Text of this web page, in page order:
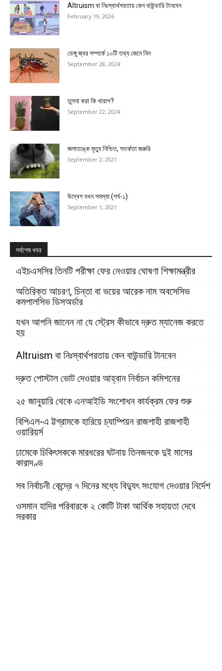
Altruism বা নিঃস্বার্থপরতায় কেন বাউন্ডারি টানবেন
February 19, 2026
ডেঙ্গু জ্বর সম্পর্কে ১০টি তথ্য জেনে নিন
September 28, 2024
তুলনা করা কি খারাপ?
September 22, 2024
জলাতঙ্কে মৃত্যু নিশ্চিত, সতর্কতা জরুরি
September 2, 2021
উদ্বেগ যখন সমস্যা (পর্ব-১)
September 1, 2021
সর্বশেষ খবর
এইচএসসির তিনটি পরীক্ষা ফের নেওয়ার ঘোষণা শিক্ষামন্ত্রীর
অতিরিক্ত আচরণ, চিন্তা বা ভয়ের আরেক নাম অবসেসিভ
কমপালসিভ ডিসঅর্ডার
যখন আপনি জানেন না যে স্ট্রেস কীভাবে দ্রুত ম্যানেজ করতে
হয়
Altruism বা নিঃস্বার্থপরতায় কেন বাউন্ডারি টানবেন
দ্রুত পোস্টাল ভোট দেওয়ার আহ্বান নির্বাচন কমিশনের
২৫ জানুয়ারি থেকে এনআইডি সংশোধন কার্যক্রম ফের শুরু
বিপিএল-এ ট্টগ্রামকে হারিয়ে চ্যাম্পিয়ন রাজশাহী রাজশাহী
ওয়ারিয়র্স
ঢামেকে চিকিৎসককে মারধরের ঘটনায় তিনজনকে দুই মাসের
কারাদণ্ড
সব নির্বাচনী কেন্দ্রে ৭ দিনের মধ্যে বিদ্যুৎ সংযোগ দেওয়ার নির্দেশ
ওসমান হাদির পরিবারকে ২ কোটি টাকা আর্থিক সহায়তা দেবে
সরকার